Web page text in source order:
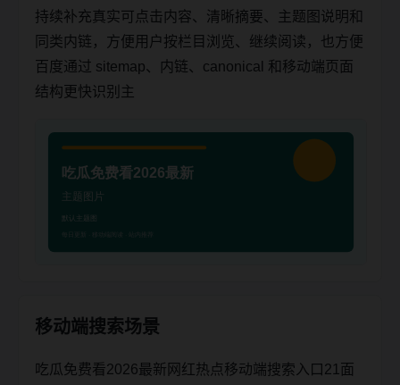
持续补充真实可点击内容、清晰摘要、主题图说明和
同类内链，方便用户按栏目浏览、继续阅读，也方便
百度通过 sitemap、内链、canonical 和移动端页面
结构更快识别主
移动端搜索场景
吃瓜免费看2026最新网红热点移动端搜索入口21面